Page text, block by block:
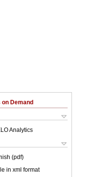
Demand
Analytics
(pdf)
in xml format